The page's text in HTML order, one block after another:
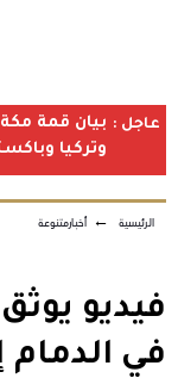
عاجل : بيان قمة
وتركيا
الرئيسية ← أخبارمتنوعة
فيديو
في الدمام